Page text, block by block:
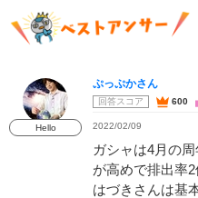
Hello
ぷっぷかさん
回答スコア 600
2022/02/09
ガシャは4月の
が高めで排出率2
はづきさんは基